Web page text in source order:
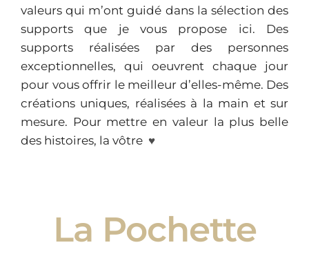
valeurs qui m’ont guidé dans la sélection des
supports que je vous propose ici. Des
supports réalisées par des personnes
exceptionnelles, qui oeuvrent chaque jour
pour vous offrir le meilleur d’elles-même. Des
créations uniques, réalisées à la main et sur
mesure. Pour mettre en valeur la plus belle
des histoires, la vôtre ♥
La Pochette